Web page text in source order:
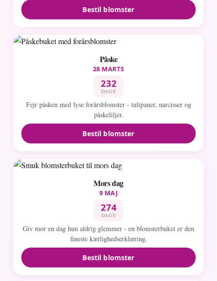
Bestil blomster
Påske
28 MARTS
232
DAGE
Fejr påsken med lyse forårsblomster - tulipaner, narcisser og
påskeliljer.
Bestil blomster
Mors dag
9 MAJ
274
DAGE
Giv mor en dag hun aldrig glemmer - en blomsterbuket er den
fineste kærlighedserklæring.
Bestil blomster